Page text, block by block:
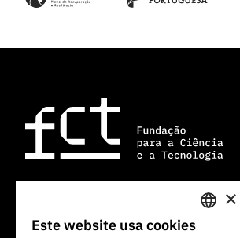
Av. do Brasil, 101
PORTUGUESE
×
Este website usa cookies